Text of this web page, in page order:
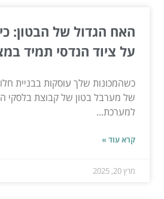
האח הגדול של הבטון:
על ציוד הנדסי תמיד
כשהמכונות שלך עוסקות בבניית
של מערבל בטון של קבוצת בלסקי
למערכת...
קרא עוד »
מרץ 20, 2025